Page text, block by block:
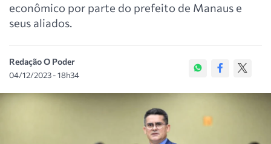
econômico por parte do prefeito de Manaus e
seus aliados.
Redação O Poder
04/12/2023 - 18h34